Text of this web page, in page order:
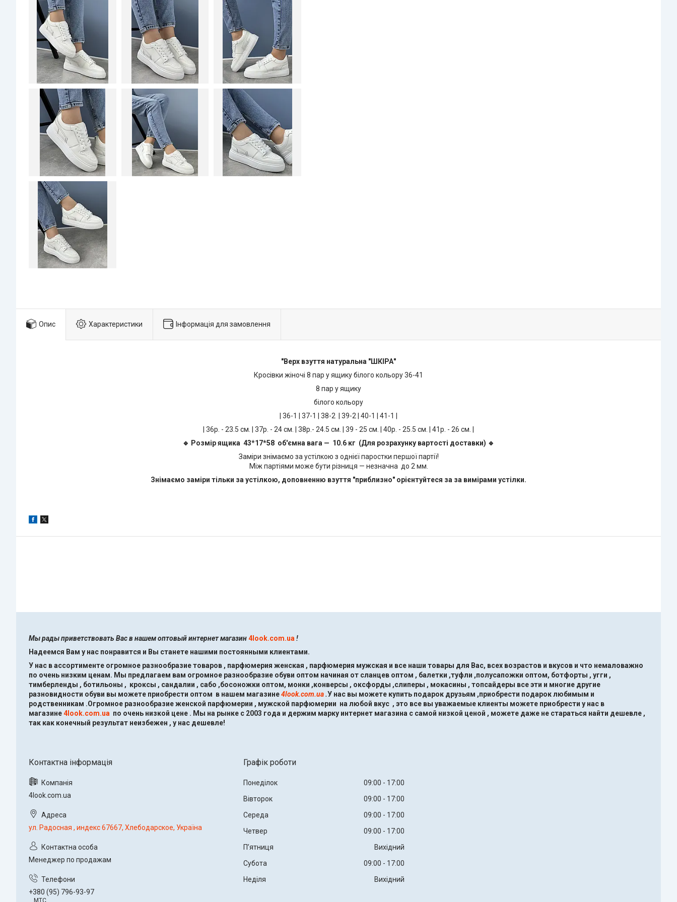
Опис Характеристики Інформація для замовлення
"Верх взуття натуральна "ШКІРА"
Кросівки жіночі 8 пар у ящику білого кольору 36-41
8 пар у ящику
білого кольору
| 36-1 | 37-1 | 38-2 | 39-2 | 40-1 | 41-1 |
| 36р. - 23.5 см. | 37р. - 24 см. | 38р.- 24.5 см. | 39 - 25 см. | 40р. - 25.5 см. | 41р. - 26 см. |
🔹 Розмір ящика 43*17*58 об'ємна вага — 10.6 кг (Для розрахунку вартості доставки) 🔹
Заміри знімаємо за устілкою з однієї паростки першої партії!
Між партіями може бути різниця — незначна до 2 мм.
Знімаємо заміри тільки за устілкою, доповненню взуття "приблизно" орієнтуйтеся за за вимірами устілки.
Мы рады приветствовать Вас в нашем оптовый интернет магазин4look.com.ua!
Надеемся Вам у нас понравится и Вы станете нашими постоянными клиентами.
У нас в ассортименте огромное разнообразие товаров , парфюмерия женская , парфюмерия мужская и все наши товары для Вас, всех возрастов и вкусов и что немаловажно
по очень низким ценам. Мы предлагаем вам огромное разнообразие обуви оптом начиная от сланцев оптом , балетки ,туфли ,полусапожки оптом, ботфорты , угги ,
тимберленды , ботильоны , кроксы , сандалии , сабо ,босоножки оптом, монки ,конверсы , оксфорды ,слиперы , мокасины , топсайдеры все эти и многие другие
разновидности обуви вы можете приобрести оптом в нашем магазине4look.com.ua.У нас вы можете купить подарок друзьям ,приобрести подарок любимым и
родственникам .Огромное разнообразие женской парфюмерии , мужской парфюмерии на любой вкус , это все вы уважаемые клиенты можете приобрести у нас в
магазине4look.com.ua по очень низкой цене . Мы на рынке с 2003 года и держим марку интернет магазина с самой низкой ценой , можете даже не стараться найти дешевле ,
так как конечный результат неизбежен , у нас дешевле!
4look.com.ua
ул. Радосная , индекс 67667, Хлебодарское, Україна
Менеджер по продажам
+380 (95) 796-93-97
МТС
Графік роботи
Понеділок 09:00
17:00
Вівторок
09:00
17:00
Середа
09:00
17:00
Четвер
09:00
17:00
Пʼятниця
Вихідний
Субота
09:00
17:00
Неділя
Вихідний